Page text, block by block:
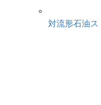
対流形石油ス